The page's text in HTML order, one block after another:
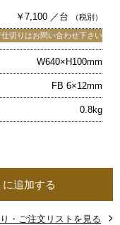
￥7,100 ／台 （税別）
仕切りはお問い合わせ下さい
W640×H100mm
FB 6×12mm
0.8kg
追加する
・ご注文リストを見る